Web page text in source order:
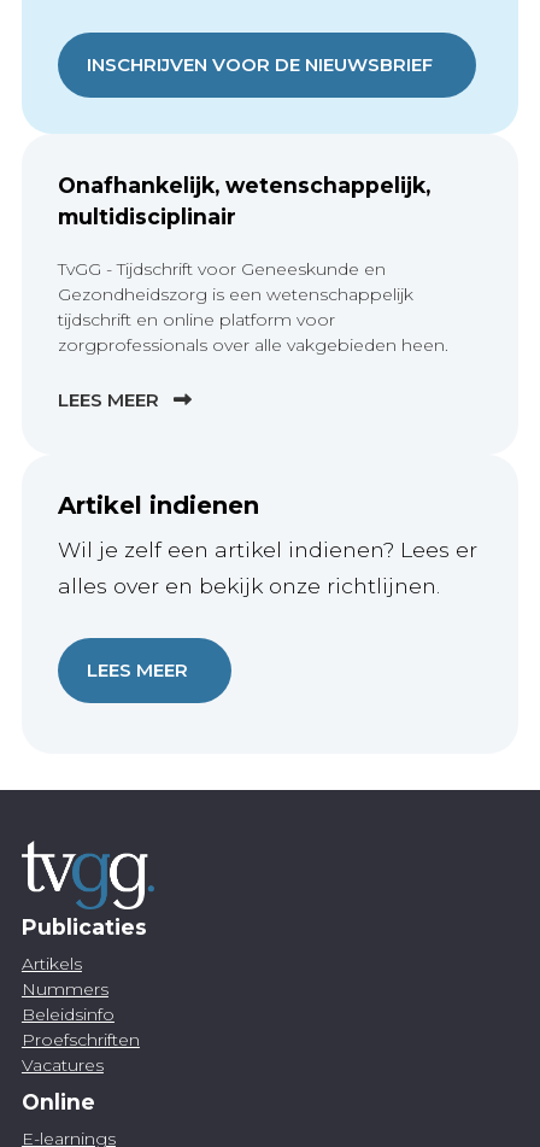
INSCHRIJVEN VOOR DE NIEUWSBRIEF
Onafhankelijk, wetenschappelijk,
multidisciplinair
TvGG - Tijdschrift voor Geneeskunde en
Gezondheidszorg is een wetenschappelijk
tijdschrift en online platform voor
zorgprofessionals over alle vakgebieden heen.
LEES MEER
Artikel indienen
Wil je zelf een artikel indienen? Lees er
alles over en bekijk onze richtlijnen.
LEES MEER
Publicaties
Artikels
Nummers
Beleidsinfo
Proefschriften
Vacatures
Online
E-learnings